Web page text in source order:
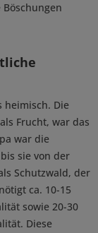
heimisch. Die
Frucht, war das
war die
sie von der
Schutzwald, der
ca. 10-15
sowie 20-30
Diese